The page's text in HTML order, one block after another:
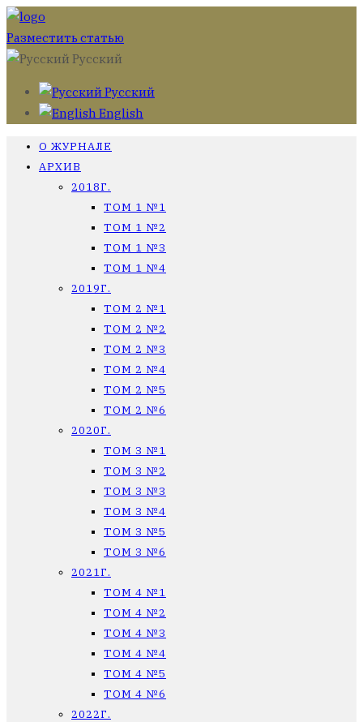
Разместить статью
Русский
Русский
English
О ЖУРНАЛЕ
АРХИВ
2018Г.
ТОМ 1 №1
ТОМ 1 №2
ТОМ 1 №3
ТОМ 1 №4
2019Г.
ТОМ 2 №1
ТОМ 2 №2
ТОМ 2 №3
ТОМ 2 №4
ТОМ 2 №5
ТОМ 2 №6
2020Г.
ТОМ 3 №1
ТОМ 3 №2
ТОМ 3 №3
ТОМ 3 №4
ТОМ 3 №5
ТОМ 3 №6
2021Г.
ТОМ 4 №1
ТОМ 4 №2
ТОМ 4 №3
ТОМ 4 №4
ТОМ 4 №5
ТОМ 4 №6
2022Г.